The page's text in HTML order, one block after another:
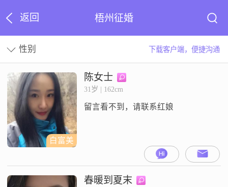
返回 梧州征婚
性别 下载客户端，便捷沟通
白富美
陈女士
31岁 | 162cm
留言看不到，请联系红娘
春暖到夏末